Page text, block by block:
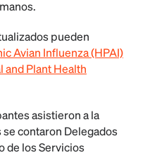
pueden
Avian Influenza (HPAI)
and Plant Health
asistieron a la
contaron Delegados
de los Servicios